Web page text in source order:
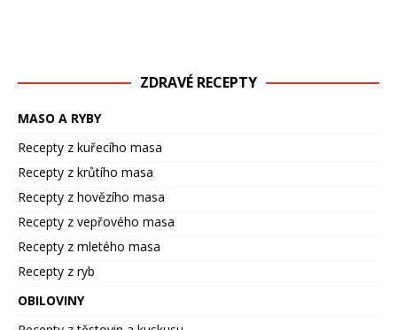
ZDRAVÉ RECEPTY
MASO A RYBY
Recepty z kuřecího masa
Recepty z krůtího masa
Recepty z hovězího masa
Recepty z vepřového masa
Recepty z mletého masa
Recepty z ryb
OBILOVINY